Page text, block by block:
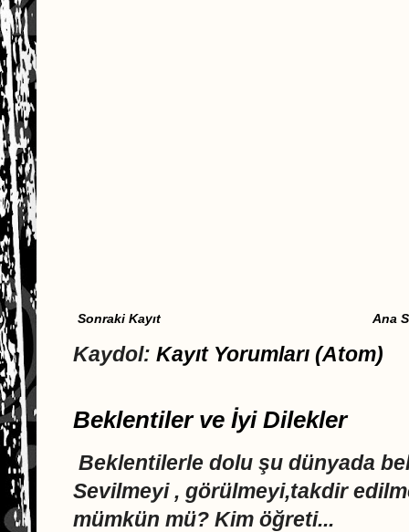
Sonraki Kayıt Ana
Kaydol: Kayıt Yorumları (Atom)
Beklentiler ve İyi Dilekler
Beklentilerle dolu şu dünyada
Sevilmeyi , görülmeyi,takdir
mümkün mü? Kim öğreti...